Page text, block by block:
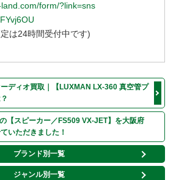
form/?link=sns
は24時間受付中です)
ディオ買取｜【LUXMAN LX-360 真空管プ
【スピーカー／FS509 VX-JET】を大阪府
いただきました！
ブランド別一覧
ジャンル別一覧